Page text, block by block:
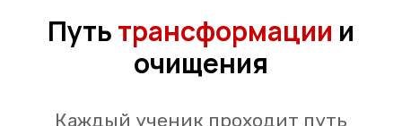
Путьтрансформации и
очищения
Каждый ученик проходит путь